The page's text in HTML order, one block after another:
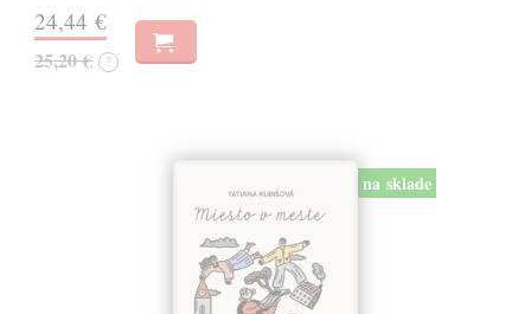
24,44 €
25,20 € ?
na sklade